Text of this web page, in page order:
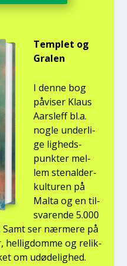
Temp­let og
Gra­len
I den­ne bog
påvi­ser Klaus
Aars­l­eff bl.a.
nog­le under­li­
ge lig­heds­
punk­ter mel­
lem ste­nal­der­
kul­tu­ren på
Mal­ta og en til­
sva­ren­de 5.000
ser nær­me­re på
hel­lig­dom­me og relik­
om udø­de­lig­hed.